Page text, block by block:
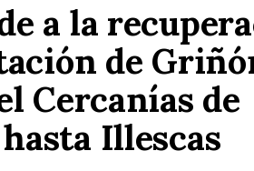
a la
de
Cercanías de
Illescas